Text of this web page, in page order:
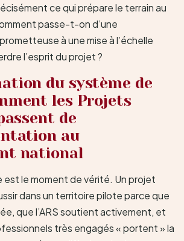
ce qui prépare le terrain au
passe-t-on d’une
à une mise à l’échelle
l’esprit du projet ?
du système de
les Projets
de
au
national
est le moment de vérité. Un projet
dans un territoire pilote parce que
que l’ARS soutient activement, et
très engagés « portent » la